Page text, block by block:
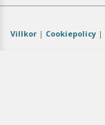
Villkor | Cookiepolicy |